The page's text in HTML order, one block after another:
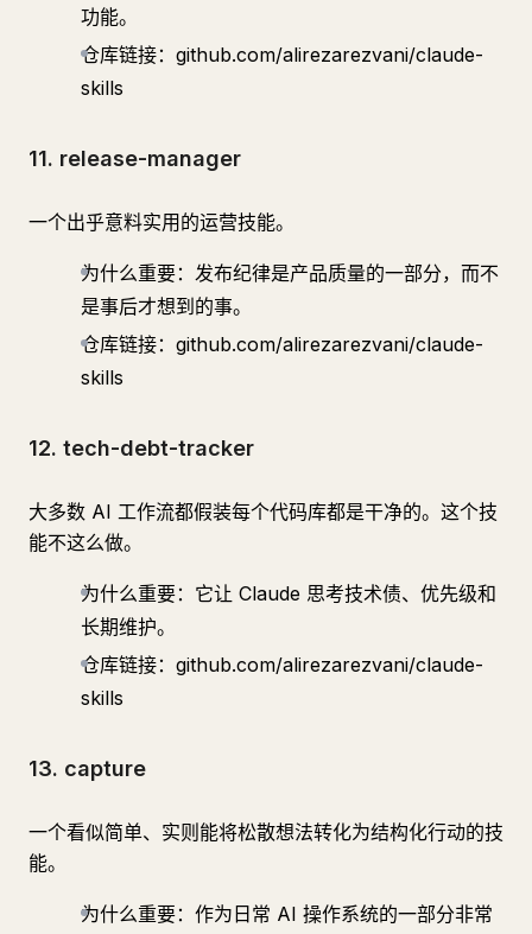
功能。
仓库链接：github.com/alirezarezvani/claude-
skills
11. release-manager
一个出乎意料实用的运营技能。
为什么重要：发布纪律是产品质量的一部分，而不
是事后才想到的事。
仓库链接：github.com/alirezarezvani/claude-
skills
12. tech-debt-tracker
大多数 AI 工作流都假装每个代码库都是干净的。这个技
能不这么做。
为什么重要：它让 Claude 思考技术债、优先级和
长期维护。
仓库链接：github.com/alirezarezvani/claude-
skills
13. capture
一个看似简单、实则能将松散想法转化为结构化行动的技
能。
为什么重要：作为日常 AI 操作系统的一部分非常